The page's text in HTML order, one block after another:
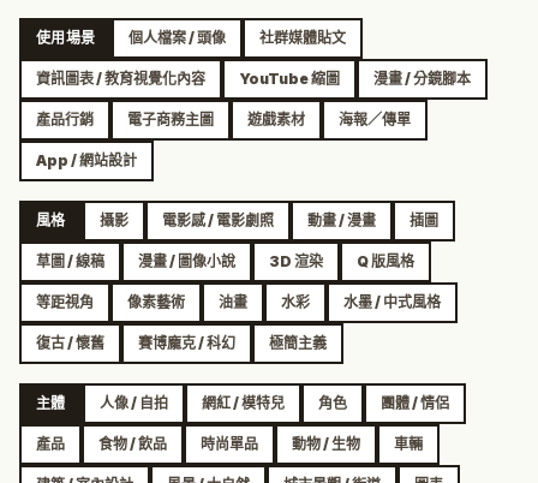
使用場景 個人檔案 / 頭像 社群媒體貼文
資訊圖表 / 教育視覺化內容 YouTube 縮圖 漫畫 / 分鏡腳本
產品行銷 電子商務主圖 遊戲素材 海報／傳單
App / 網站設計
風格 攝影 電影感 / 電影劇照 動畫 / 漫畫 插圖
草圖 / 線稿 漫畫 / 圖像小說 3D 渲染 Q 版風格
等距視角 像素藝術 油畫 水彩 水墨 / 中式風格
復古 / 懷舊 賽博龐克 / 科幻 極簡主義
主體 人像 / 自拍 網紅 / 模特兒 角色 團體 / 情侶
產品 食物 / 飲品 時尚單品 動物 / 生物 車輛